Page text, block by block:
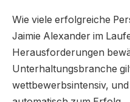
Wie viele erfolgreiche
Jaimie Alexander im
Herausforderungen
Unterhaltungsbranche
wettbewerbsintensiv,